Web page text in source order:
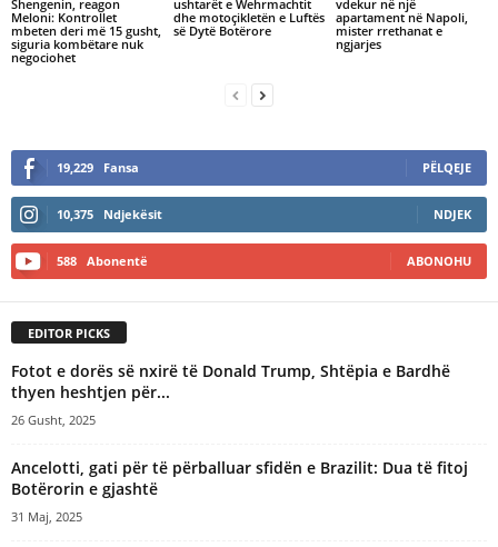
Shengenin, reagon
Meloni: Kontrollet
mbeten deri më 15 gusht,
siguria kombëtare nuk
negociohet
ushtarët e Wehrmachtit
dhe motoçikletën e Luftës
së Dytë Botërore
vdekur në një
apartament në Napoli,
mister rrethanat e
ngjarjes
19,229 Fansa PËLQEJE
10,375 Ndjekësit NDJEK
588 Abonentë ABONOHU
EDITOR PICKS
Fotot e dorës së nxirë të Donald Trump, Shtëpia e Bardhë
thyen heshtjen për...
26 Gusht, 2025
Ancelotti, gati për të përballuar sfidën e Brazilit: Dua të fitoj
Botërorin e gjashtë
31 Maj, 2025